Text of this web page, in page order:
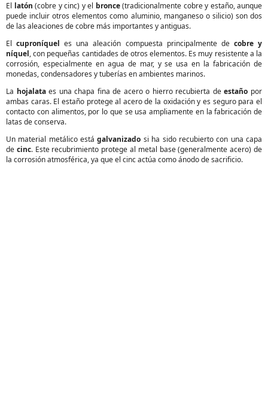
El latón (cobre y cinc) y el bronce(tradicionalmente cobre y estaño, aunque
puede incluir otros elementos como aluminio, manganeso o silicio) son dos
de las aleaciones de cobre más importantes y antiguas.
Elcuproníquel es una aleación compuesta principalmente de cobre y
níquel, con pequeñas cantidades de otros elementos. Es muy resistente a la
corrosión, especialmente en agua de mar, y se usa en la fabricación de
monedas, condensadores y tuberías en ambientes marinos.
La hojalataes una chapa fina de acero o hierro recubierta deestaño por
ambas caras. El estaño protege al acero de la oxidación y es seguro para el
contacto con alimentos, por lo que se usa ampliamente en la fabricación de
latas de conserva.
Un material metálico estágalvanizado si ha sido recubierto con una capa
de cinc. Este recubrimiento protege al metal base (generalmente acero) de
la corrosión atmosférica, ya que el cinc actúa como ánodo de sacrificio.